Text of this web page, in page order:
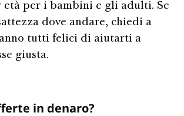
età per i bambini e gli adulti. Se
dove andare, chiedi a
tutti felici di aiutarti a
giusta.
in denaro?